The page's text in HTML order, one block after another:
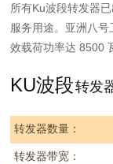
所有Ku波段转发器
服务用途。亚洲八
效载荷功率达 8500
KU波段转发
转发器数量：
转发器带宽：